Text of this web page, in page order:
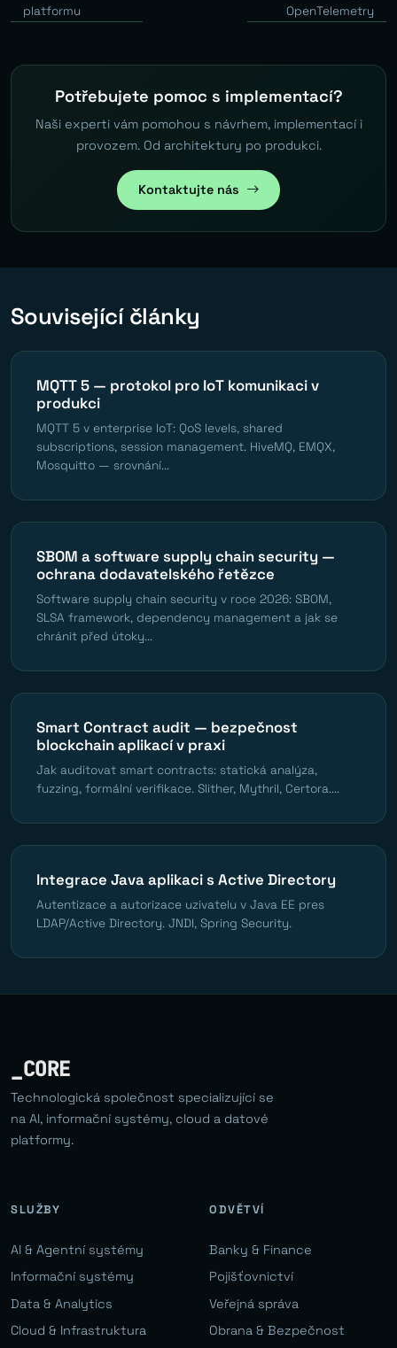
platformu
OpenTelemetry
Potřebujete pomoc s implementací?
Naši experti vám pomohou s návrhem, implementací i
provozem. Od architektury po produkci.
Kontaktujte nás
Související články
MQTT 5 — protokol pro IoT komunikaci v
produkci
MQTT 5 v enterprise IoT: QoS levels, shared
subscriptions, session management. HiveMQ, EMQX,
Mosquitto — srovnání...
SBOM a software supply chain security —
ochrana dodavatelského řetězce
Software supply chain security v roce 2026: SBOM,
SLSA framework, dependency management a jak se
chránit před útoky...
Smart Contract audit — bezpečnost
blockchain aplikací v praxi
Jak auditovat smart contracts: statická analýza,
fuzzing, formální verifikace. Slither, Mythril, Certora....
Integrace Java aplikaci s Active Directory
Autentizace a autorizace uzivatelu v Java EE pres
LDAP/Active Directory. JNDI, Spring Security.
_CORE
Technologická společnost specializující se
na AI, informační systémy, cloud a datové
platformy.
SLUŽBY
AI & Agentní systémy
Informační systémy
Data & Analytics
Cloud & Infrastruktura
ODVĚTVÍ
Banky & Finance
Pojišťovnictví
Veřejná správa
Obrana & Bezpečnost